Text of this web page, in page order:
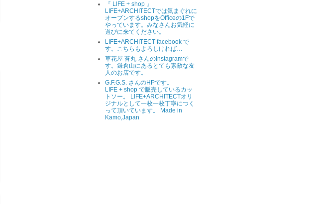
『 LIFE + shop 』
LIFE+ARCHITECTでは気まぐれに
オープンするshopをOfficeの1Fで
やっています。みなさんお気軽に
遊びに来てください。
LIFE+ARCHITECT facebook で
す。こちらもよろしければ…
草花屋 苔丸 さんのInstagramで
す。鎌倉山にあるとても素敵な友
人のお店です。
G.F.G.S. さんのHPです。
LIFE + shop で販売しているカッ
トソー。 LIFE+ARCHITECTオリ
ジナルとして一枚一枚丁寧につく
って頂いています。 Made in
Kamo,Japan